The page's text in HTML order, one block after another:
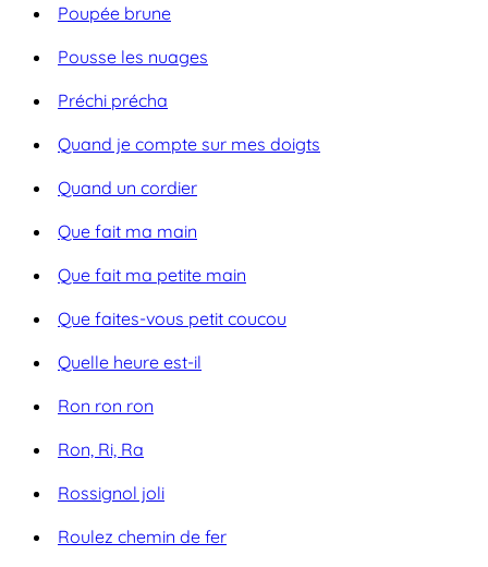
Poupée brune
Pousse les nuages
Préchi précha
Quand je compte sur mes doigts
Quand un cordier
Que fait ma main
Que fait ma petite main
Que faites-vous petit coucou
Quelle heure est-il
Ron ron ron
Ron, Ri, Ra
Rossignol joli
Roulez chemin de fer